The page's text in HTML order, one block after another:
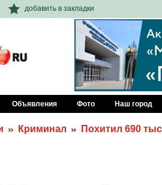
добавить в закладки
Объявления Фото Наш город
Криминал Похитил 690